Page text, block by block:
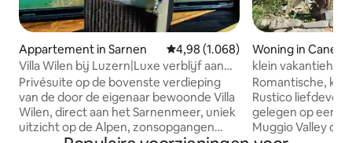
Appartement in Sarnen Gemiddelde beoordeling van
4,98 (1.068)
Villa Wilen bij Luzern|Luxe verblijf aan
het meer
Privésuite op de bovenste verdieping
van de door de eigenaar bewoonde Villa
Wilen, direct aan het Sarnenmeer, uniek
uitzicht op de Alpen, zonsopgangen
Woning in
klein
Romantische,
Rustico liefdevol
gelegen op een
Muggio Valley op